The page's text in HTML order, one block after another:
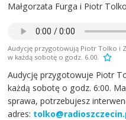
Małgorzata Furga i Piotr
Audycję przygotowują Piotr Tolko i
w każdą sobotę o godz. 6.00.
Audycję przygotowuje Piotr
każdą sobotę o godz. 6:00.
sprawa, potrzebujesz
adres: